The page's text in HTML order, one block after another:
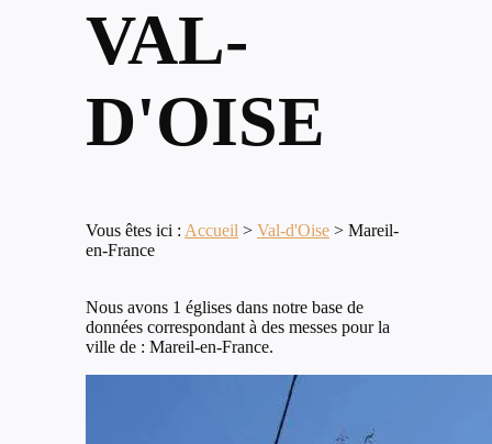
VAL-
D'OISE
Vous êtes ici : Accueil > Val-d'Oise > Mareil-
en-France
Nous avons 1 églises dans notre base de
données correspondant à des messes pour la
ville de : Mareil-en-France.